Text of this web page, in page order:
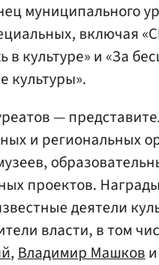
муниципального
включая
в культуре» и «За
культуры».
—
и региональных
проектов.
деятели
власти, в том
,Владимир Машкови